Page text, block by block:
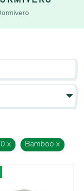
x Bamboo x